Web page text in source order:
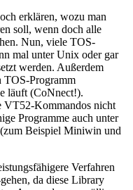
erklären, wozu man
soll, wenn doch alle
Nun, viele TOS-
mal unter Unix oder gar
werden. Außerdem
TOS-Programm
läuft (CoNnect!).
VT52-Kommandos nicht
Programme auch unter
Beispiel Miniwin und
Verfahren
da diese Library